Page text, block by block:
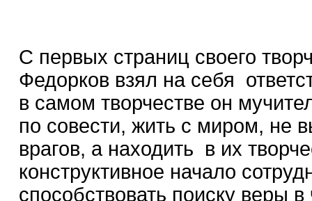
С первых страниц своего
Федорков взял на себя
в самом творчестве он
по совести, жить с миром, не
врагов, а находить в их
конструктивное начало
способствовать поиску веры